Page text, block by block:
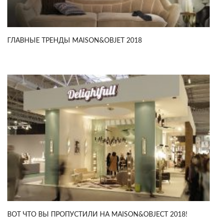
ГЛАВНЫЕ ТРЕНДЫ MAISON&OBJET 2018
ВОТ ЧТО ВЫ ПРОПУСТИЛИ НА MAISON&OBJECT 2018!